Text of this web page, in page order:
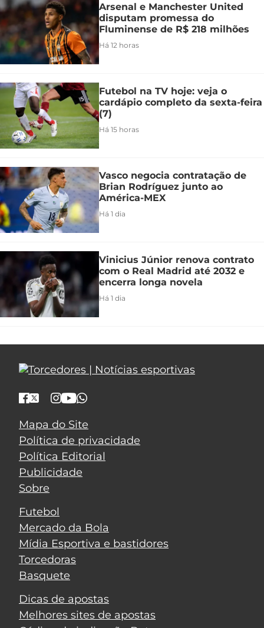
Arsenal e Manchester United
disputam promessa do
Fluminense de R$ 218 milhões
Há 12 horas
Futebol na TV hoje: veja o
cardápio completo da sexta-feira
(7)
Há 15 horas
Vasco negocia contratação de
Brian Rodríguez junto ao
América-MEX
Há 1 dia
Vinicius Júnior renova contrato
com o Real Madrid até 2032 e
encerra longa novela
Há 1 dia
Mapa do Site
Política de privacidade
Política Editorial
Publicidade
Sobre
Futebol
Mercado da Bola
Mídia Esportiva e bastidores
Torcedoras
Basquete
Dicas de apostas
Melhores sites de apostas